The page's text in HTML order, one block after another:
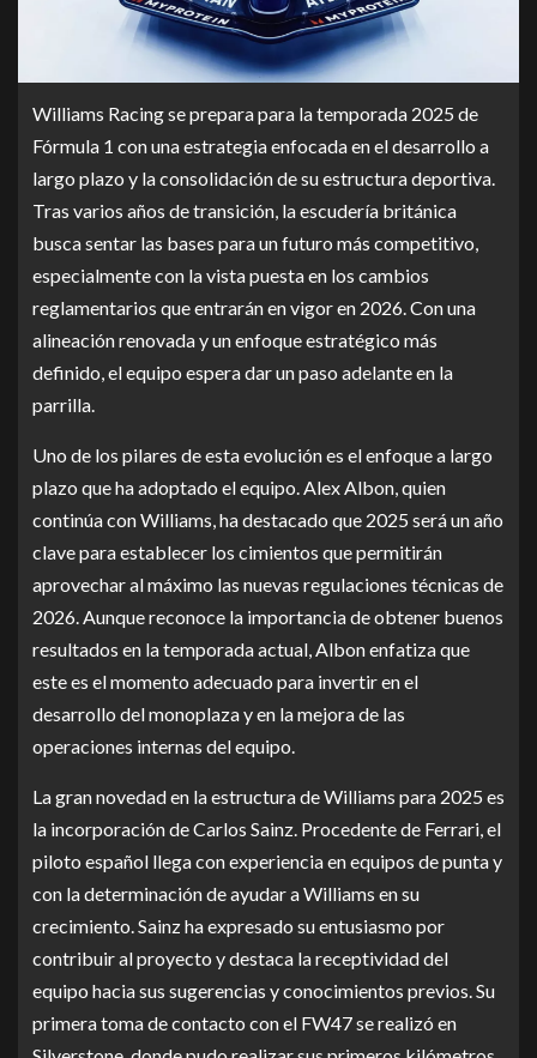
Williams Racing se prepara para la temporada 2025 de
Fórmula 1 con una estrategia enfocada en el desarrollo a
largo plazo y la consolidación de su estructura deportiva.
Tras varios años de transición, la escudería británica
busca sentar las bases para un futuro más competitivo,
especialmente con la vista puesta en los cambios
reglamentarios que entrarán en vigor en 2026. Con una
alineación renovada y un enfoque estratégico más
definido, el equipo espera dar un paso adelante en la
parrilla.
Uno de los pilares de esta evolución es el enfoque a largo
plazo que ha adoptado el equipo. Alex Albon, quien
continúa con Williams, ha destacado que 2025 será un año
clave para establecer los cimientos que permitirán
aprovechar al máximo las nuevas regulaciones técnicas de
2026. Aunque reconoce la importancia de obtener buenos
resultados en la temporada actual, Albon enfatiza que
este es el momento adecuado para invertir en el
desarrollo del monoplaza y en la mejora de las
operaciones internas del equipo.
La gran novedad en la estructura de Williams para 2025 es
la incorporación de Carlos Sainz. Procedente de Ferrari, el
piloto español llega con experiencia en equipos de punta y
con la determinación de ayudar a Williams en su
crecimiento. Sainz ha expresado su entusiasmo por
contribuir al proyecto y destaca la receptividad del
equipo hacia sus sugerencias y conocimientos previos. Su
primera toma de contacto con el FW47 se realizó en